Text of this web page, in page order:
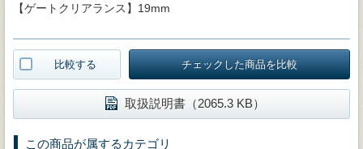
【ゲートクリアランス】19mm
比較する チェックした商品を比較
取扱説明書（2065.3 KB）
この商品が属するカテゴリ